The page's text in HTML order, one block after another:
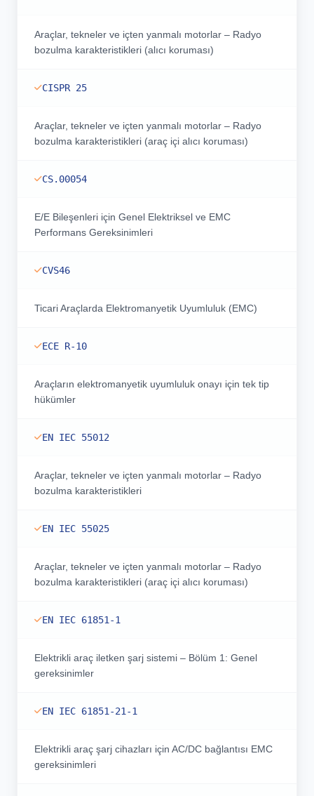
Araçlar, tekneler ve içten yanmalı motorlar – Radyo
bozulma karakteristikleri (alıcı koruması)
CISPR 25
Araçlar, tekneler ve içten yanmalı motorlar – Radyo
bozulma karakteristikleri (araç içi alıcı koruması)
CS.00054
E/E Bileşenleri için Genel Elektriksel ve EMC
Performans Gereksinimleri
CVS46
Ticari Araçlarda Elektromanyetik Uyumluluk (EMC)
ECE R-10
Araçların elektromanyetik uyumluluk onayı için tek tip
hükümler
EN IEC 55012
Araçlar, tekneler ve içten yanmalı motorlar – Radyo
bozulma karakteristikleri
EN IEC 55025
Araçlar, tekneler ve içten yanmalı motorlar – Radyo
bozulma karakteristikleri (araç içi alıcı koruması)
EN IEC 61851-1
Elektrikli araç iletken şarj sistemi – Bölüm 1: Genel
gereksinimler
EN IEC 61851-21-1
Elektrikli araç şarj cihazları için AC/DC bağlantısı EMC
gereksinimleri